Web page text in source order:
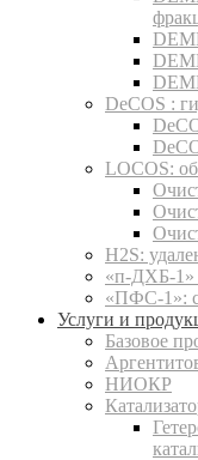
DeCOS :
LOCOS:
H2S:
«п-ДХБ-1»
«ПФС-1»:
Услуги и
Базовое
НИОКР